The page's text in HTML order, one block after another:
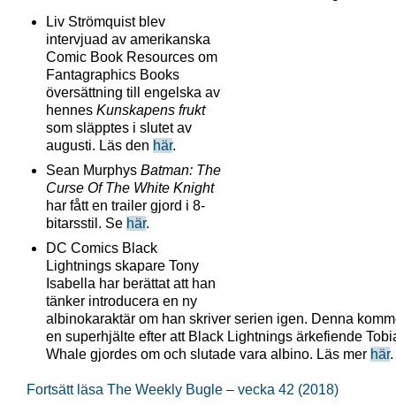
Liv Strömquist blev
intervjuad av amerikanska
Comic Book Resources om
Fantagraphics Books
översättning till engelska av
hennes Kunskapens frukt
som släpptes i slutet av
augusti. Läs den här.
Sean Murphys Batman: The
Curse Of The White Knight
har fått en trailer gjord i 8-
bitarsstil. Se här.
DC Comics Black
Lightnings skapare Tony
Isabella har berättat att han
tänker introducera en ny
albinokaraktär om han skriver serien igen. Denna
en superhjälte efter att Black Lightnings ärkefiende
Whale gjordes om och slutade vara albino. Läs mer här.
Fortsätt läsa The Weekly Bugle – vecka 42 (2018)